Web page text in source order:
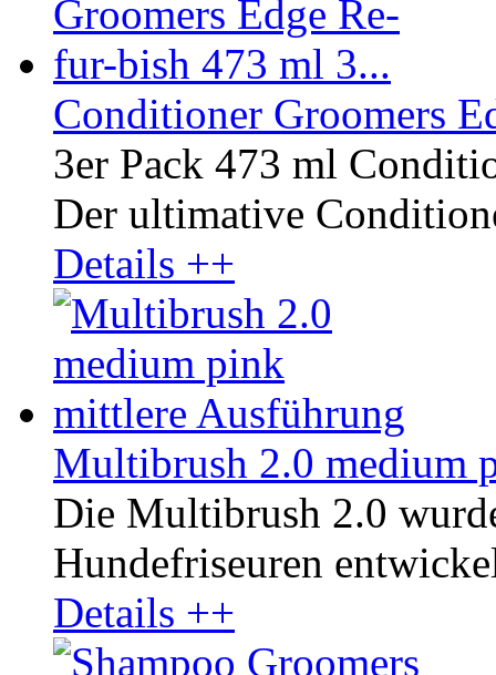
Conditioner Groomers
3er Pack 473 ml
Der ultimative
Details ++
Multibrush 2.0 medium
Die Multibrush 2.0
Hundefriseuren
Details ++